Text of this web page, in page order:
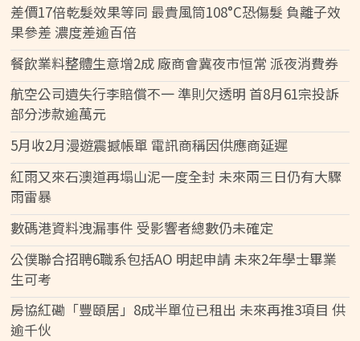
差價17倍乾髮效果等同 最貴風筒108°C恐傷髮 負離子效
果參差 濃度差逾百倍
餐飲業料整體生意增2成 廠商會冀夜市恒常 派夜消費券
航空公司遺失行李賠償不一 準則欠透明 首8月61宗投訴
部分涉款逾萬元
5月收2月漫遊震撼帳單 電訊商稱因供應商延遲
紅雨又來石澳道再塌山泥一度全封 未來兩三日仍有大驟
雨雷暴
數碼港資料洩漏事件 受影響者總數仍未確定
公僕聯合招聘6職系包括AO 明起申請 未來2年學士畢業
生可考
房協紅磡「豐頤居」8成半單位已租出 未來再推3項目 供
逾千伙